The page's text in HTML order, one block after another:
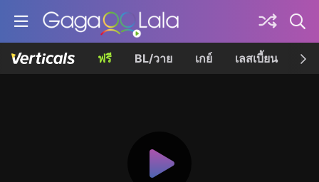
ฟรี BL/วาย เกย์ เลสเบี้ยน เค